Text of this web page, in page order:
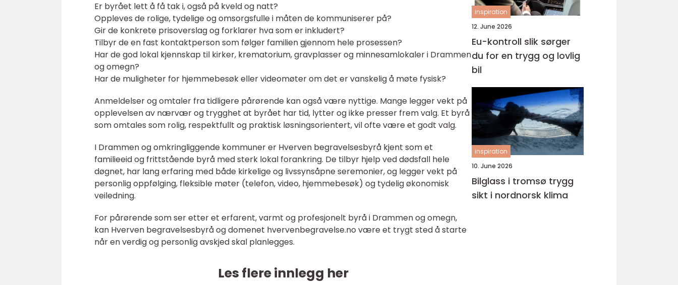
Er byrået lett å få tak i, også på kveld og natt?
Oppleves de rolige, tydelige og omsorgsfulle i måten de kommuniserer på?
Gir de konkrete prisoverslag og forklarer hva som er inkludert?
Tilbyr de en fast kontaktperson som følger familien gjennom hele prosessen?
Har de god lokal kjennskap til kirker, krematorium, gravplasser og minnesamlokaler i Drammen
og omegn?
Har de muligheter for hjemmebesøk eller videomøter om det er vanskelig å møte fysisk?
Anmeldelser og omtaler fra tidligere pårørende kan også være nyttige. Mange legger vekt på
opplevelsen av nærvær og trygghet at byrået har tid, lytter og ikke presser frem valg. Et byrå
som omtales som rolig, respektfullt og praktisk løsningsorientert, vil ofte være et godt valg.
I Drammen og omkringliggende kommuner er Hverven begravelsesbyrå kjent som et
familieeid og frittstående byrå med sterk lokal forankring. De tilbyr hjelp ved dødsfall hele
døgnet, har lang erfaring med både kirkelige og livssynsåpne seremonier, og legger vekt på
personlig oppfølging, fleksible møter (telefon, video, hjemmebesøk) og tydelig økonomisk
veiledning.
For pårørende som ser etter et erfarent, varmt og profesjonelt byrå i Drammen og omegn,
kan Hverven begravelsesbyrå og domenet hvervenbegravelse.no være et trygt sted å starte
når en verdig og personlig avskjed skal planlegges.
Les flere innlegg her
inspiration
12. June 2026
Eu-kontroll slik sørger
du for en trygg og lovlig
bil
inspiration
10. June 2026
Bilglass i tromsø trygg
sikt i nordnorsk klima